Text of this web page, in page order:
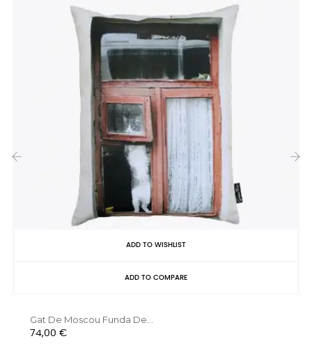
ADD TO WISHLIST
ADD TO COMPARE
Gat De Moscou Funda De...
Preu
74,00 €